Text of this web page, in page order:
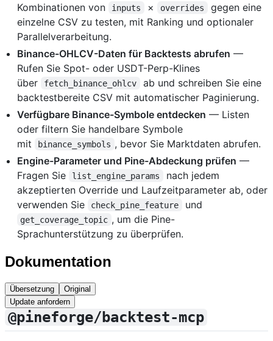
Kombinationen von
inputs × overrides
gegen eine
einzelne CSV zu testen, mit Ranking und optionaler
Parallelverarbeitung.
Binance-OHLCV-Daten für Backtests abrufen —
Rufen Sie Spot- oder USDT-Perp-Klines
über
fetch_binance_ohlcv
ab und schreiben Sie eine
backtestbereite CSV mit automatischer Paginierung.
Verfügbare Binance-Symbole entdecken — Listen
oder filtern Sie handelbare Symbole
mit
binance_symbols , bevor Sie Marktdaten abrufen.
Engine-Parameter und Pine-Abdeckung prüfen —
Fragen Sie
list_engine_params
nach jedem
akzeptierten Override und Laufzeitparameter ab, oder
verwenden Sie
check_pine_feature und
get_coverage_topic , um die Pine-
Sprachunterstützung zu überprüfen.
Dokumentation
Übersetzung
Original
Update anfordern
@pineforge/backtest-mcp